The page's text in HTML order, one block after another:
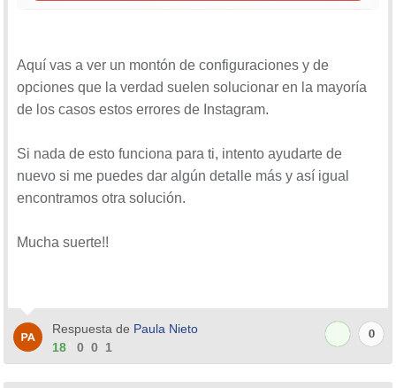
Aquí vas a ver un montón de configuraciones y de
opciones que la verdad suelen solucionar en la mayoría
de los casos estos errores de Instagram.
Si nada de esto funciona para ti, intento ayudarte de
nuevo si me puedes dar algún detalle más y así igual
encontramos otra solución.
Mucha suerte!!
Respuesta de Paula Nieto
18
0 0 1
0